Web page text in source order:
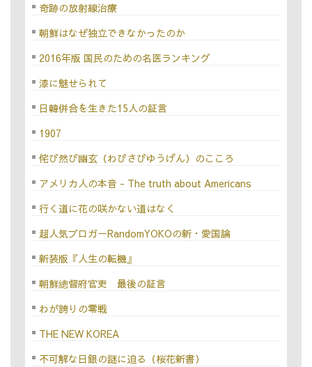
奇跡の放射線治療
朝鮮はなぜ独立できなかったのか
2016年版 国民のための名医ランキング
漆に魅せられて
日韓併合を生きた15人の証言
1907
侘び然び幽玄（わびさびゆうげん）のこころ
アメリカ人の本音 - The truth about Americans
行く道に花の咲かない道はなく
超人気ブロガーRandomYOKOの新・愛国論
新装版『人生の転機』
朝鮮總督府官吏 最後の証言
わが誇りの零戦
THE NEW KOREA
不可解な日銀の謎に迫る（桜花新書）